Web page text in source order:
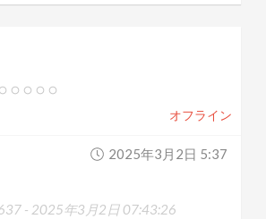
オフライン
2025年3月2日 5:37
- 2025年3月2日 07:43:26